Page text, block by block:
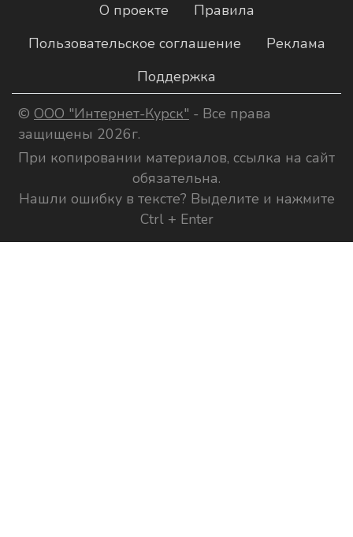
О проекте
Правила
Пользовательское соглашение
Реклама
Поддержка
© ООО "Интернет-Курск" - Все права
защищены 2026г.
При копировании материалов, ссылка на сайт
обязательна.
Нашли ошибку в тексте? Выделите и нажмите
Ctrl + Enter